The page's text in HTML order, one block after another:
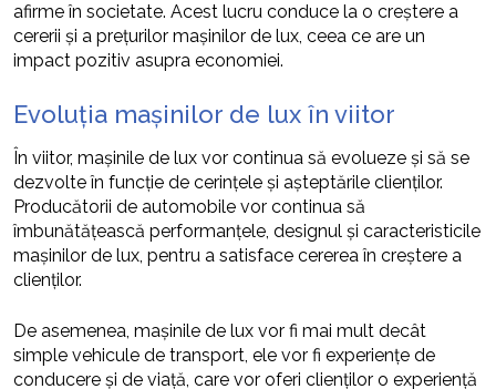
afirme în societate. Acest lucru conduce la o creștere a
cererii și a prețurilor mașinilor de lux, ceea ce are un
impact pozitiv asupra economiei.
Evoluția mașinilor de lux în viitor
În viitor, mașinile de lux vor continua să evolueze și să se
dezvolte în funcție de cerințele și așteptările clienților.
Producătorii de automobile vor continua să
îmbunătățească performanțele, designul și caracteristicile
mașinilor de lux, pentru a satisface cererea în creștere a
clienților.
De asemenea, mașinile de lux vor fi mai mult decât
simple vehicule de transport, ele vor fi experiențe de
conducere și de viață, care vor oferi clienților o experiență